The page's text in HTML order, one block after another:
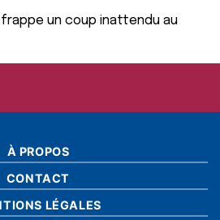
un coup inattendu au
À PROPOS
CONTACT
LÉGALES